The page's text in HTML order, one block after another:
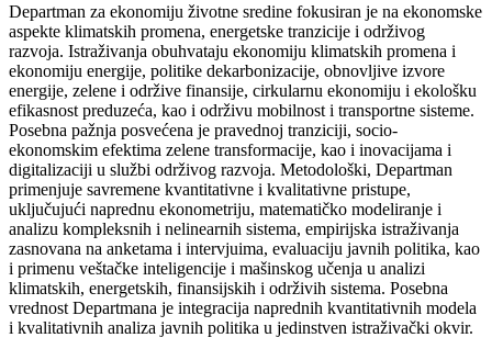
Departman za ekonomiju životne sredine fokusiran je na ekonomske
aspekte klimatskih promena, energetske tranzicije i održivog
razvoja. Istraživanja obuhvataju ekonomiju klimatskih promena i
ekonomiju energije, politike dekarbonizacije, obnovljive izvore
energije, zelene i održive finansije, cirkularnu ekonomiju i ekološku
efikasnost preduzeća, kao i održivu mobilnost i transportne sisteme.
Posebna pažnja posvećena je pravednoj tranziciji, socio-
ekonomskim efektima zelene transformacije, kao i inovacijama i
digitalizaciji u službi održivog razvoja. Metodološki, Departman
primenjuje savremene kvantitativne i kvalitativne pristupe,
uključujući naprednu ekonometriju, matematičko modeliranje i
analizu kompleksnih i nelinearnih sistema, empirijska istraživanja
zasnovana na anketama i intervjuima, evaluaciju javnih politika, kao
i primenu veštačke inteligencije i mašinskog učenja u analizi
klimatskih, energetskih, finansijskih i održivih sistema. Posebna
vrednost Departmana je integracija naprednih kvantitativnih modela
i kvalitativnih analiza javnih politika u jedinstven istraživački okvir.